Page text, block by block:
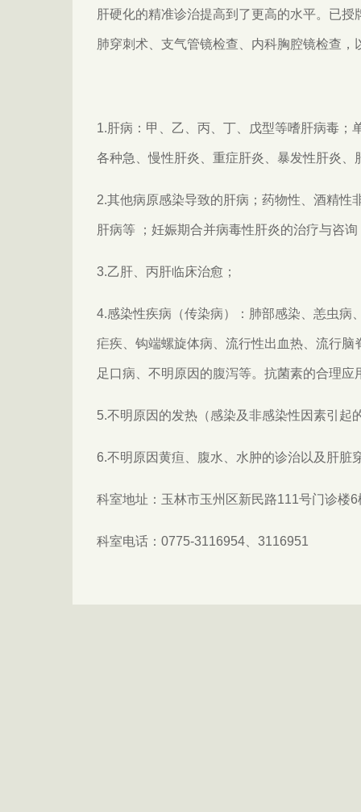
肝硬化的精准诊治提高到了更高的水平。已
肺穿刺术、支气管镜检查、内科胸腔镜检查
1.肝病：甲、乙、丙、丁、戊型等嗜肝病毒
各种急、慢性肝炎、重症肝炎、暴发性肝炎
2.其他病原感染导致的肝病；药物性、酒精
肝病等 ；妊娠期合并病毒性肝炎的治疗与咨
3.乙肝、丙肝临床治愈；
4.感染性疾病（传染病）：肺部感染、恙虫
疟疾、钩端螺旋体病、流行性出血热、流行
足口病、不明原因的腹泻等。抗菌素的合理
5.不明原因的发热（感染及非感染性因素引起
6.不明原因黄疸、腹水、水肿的诊治以及肝脏
科室地址：玉林市玉州区新民路111号门诊楼6
科室电话：0775-3116954、3116951